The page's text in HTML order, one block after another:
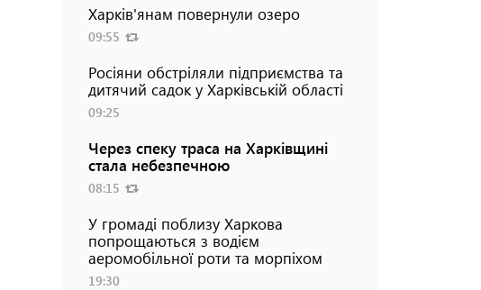
Харків'янам повернули озеро
09:55
Росіяни обстріляли підприємства та
дитячий садок у Харківській області
09:25
Через спеку траса на Харківщині
стала небезпечною
08:15
У громаді поблизу Харкова
попрощаються з водієм
аеромобільної роти та морпіхом
19:30